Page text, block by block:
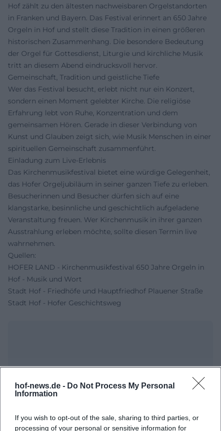
hof-news.de - Do Not Process My Personal
Information
If you wish to opt-out of the sale, sharing to third parties, or
processing of your personal or sensitive information for
Hof zählt zu den ältesten nachweisbaren Orgelstandorten
in Franken und Bayern. Das Festival erinnert an 650 Jahre
Orgeln in Hof und stellt diese Tradition in einen größeren
historischen Zusammenhang. Die besondere Bedeutung
der Orgel für Gottesdienst, Liturgie und kirchliche Musik
tritt an diesem Abend eindrucksvoll hervor.
Gemeinschaft, Tradition und geistliche Tiefe
Wer das Festival besucht, erlebt nicht nur ein Konzert,
sondern einen Moment gelebter Kirche. Die religiöse
Erfahrung lebt von Ruhe, Konzentration und dem
gemeinsamen Hören. Gerade in dieser Verbindung von
Kunst und Glauben zeigt sich, wie Musik Menschen in einer
spirituellen Gemeinschaft zusammenführt.
Einladung zum Live-Erlebnis
Das Kirchenmusikfestival bietet eine würdige Gelegenheit,
das Hofer Orgeljubiläum in seiner ganzen Tiefe zu erleben.
Besucherinnen und Besucher dürfen sich auf eine
klangstarke, besinnliche und geschichtlich aufgeladene
Veranstaltung freuen. Wer Kirchenmusik in ihrer ganzen
Ausstrahlung erleben möchte, sollte diesen Termin live
wahrnehmen.
Quellen:
HOFER LAND - Kirchenmusikfestival 650 Jahre Orgeln in
Hof - Musik und Wort
Stadt Hof - Friedhöfe und Hauptfriedhof Plauener Straße
Stadt Hof - Hofer Geschichtsweg
Map unavailable